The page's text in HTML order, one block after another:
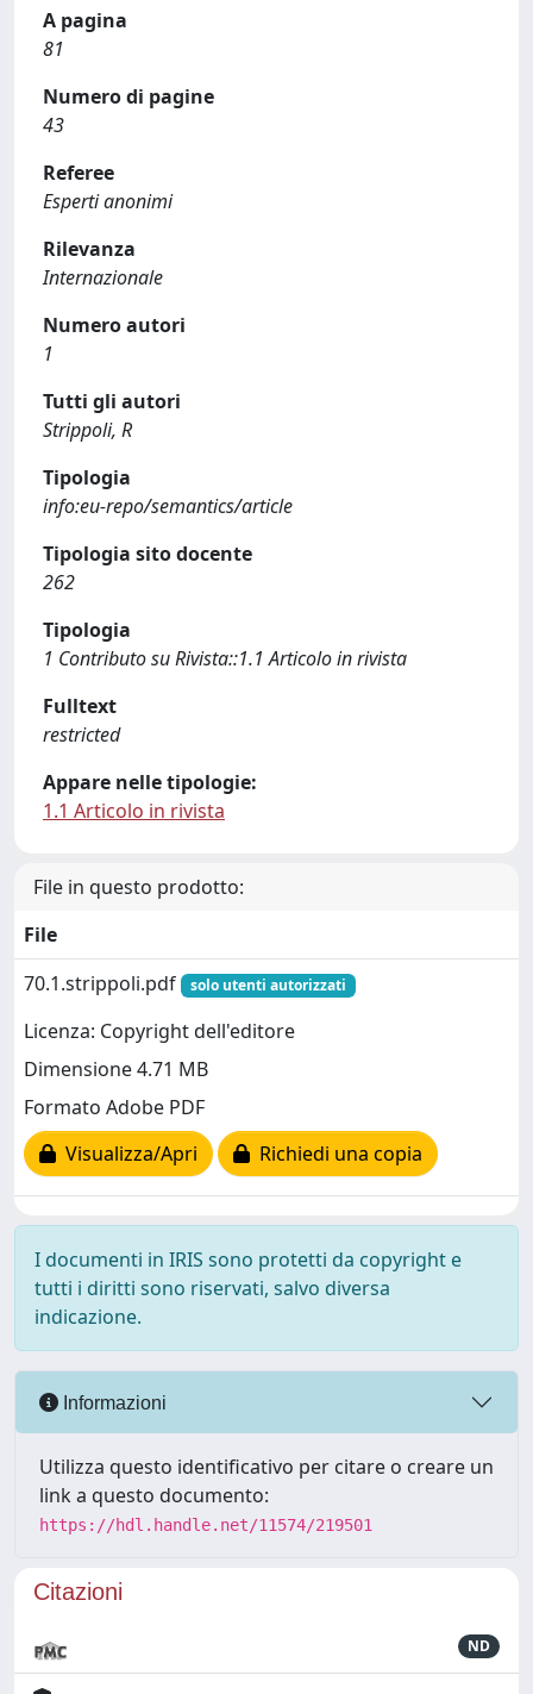
A pagina
81
Numero di pagine
43
Referee
Esperti anonimi
Rilevanza
Internazionale
Numero autori
1
Tutti gli autori
Strippoli, R
Tipologia
info:eu-repo/semantics/article
Tipologia sito docente
262
Tipologia
1 Contributo su Rivista::1.1 Articolo in rivista
Fulltext
restricted
Appare nelle tipologie:
1.1 Articolo in rivista
File in questo prodotto:
File
70.1.strippoli.pdf
solo utenti autorizzati
Licenza: Copyright dell'editore
Dimensione 4.71 MB
Formato Adobe PDF
Visualizza/Apri
Richiedi una copia
I documenti in IRIS sono protetti da copyright e
tutti i diritti sono riservati, salvo diversa
indicazione.
Informazioni
Utilizza questo identificativo per citare o creare un
link a questo documento:
https://hdl.handle.net/11574/219501
Citazioni
ND